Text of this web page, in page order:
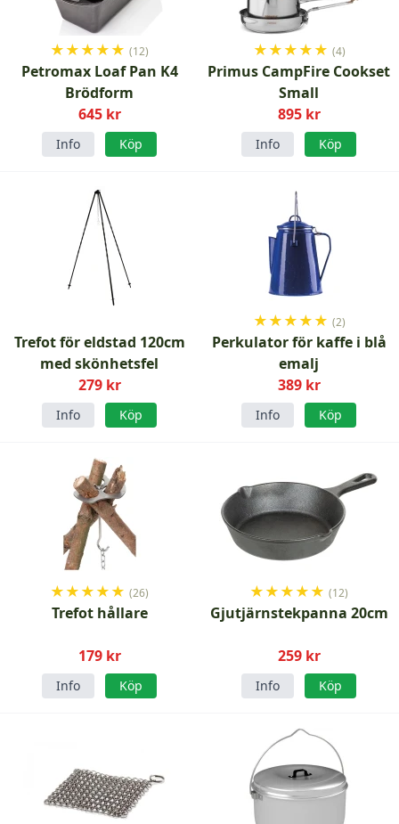
★★★★★ (12)
Petromax Loaf Pan K4
Brödform
645 kr
Info Köp
★★★★★ (4)
Primus CampFire Cookset
Small
895 kr
Info Köp
Trefot för eldstad 120cm
med skönhetsfel
279 kr
Info Köp
★★★★★ (2)
Perkulator för kaffe i blå
emalj
389 kr
Info Köp
★★★★★ (26)
Trefot hållare
179 kr
Info Köp
★★★★★ (12)
Gjutjärnstekpanna 20cm
259 kr
Info Köp